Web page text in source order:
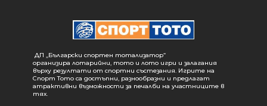
ДП „Български спортен тотализатор“
организира лотарийни, тото и лото игри и залагания
върху резултати от спортни състезания. Игрите на
Спорт Тото са достъпни, разнообразни и предлагат
атрактивни възможности за печалби на участниците в
тях.